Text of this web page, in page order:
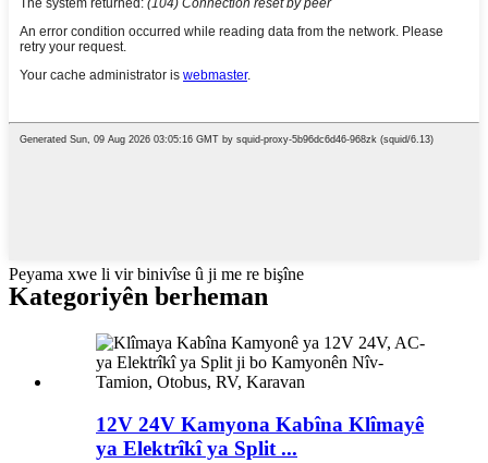
Peyama xwe li vir binivîse û ji me re bişîne
Kategoriyên berheman
12V 24V Kamyona Kabîna Klîmayê
ya Elektrîkî ya Split ...